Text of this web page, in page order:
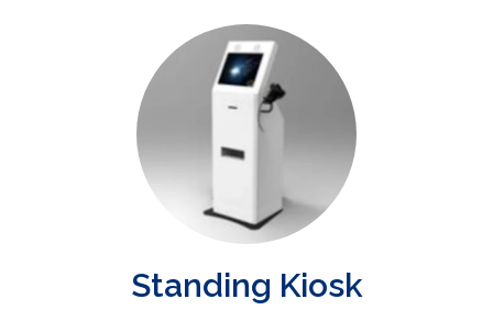
Standing Kiosk